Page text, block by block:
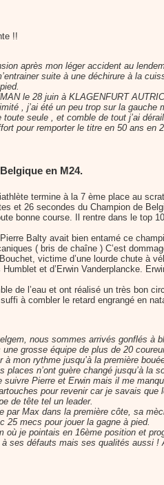
!!
après mon léger accident au
suite à une déchirure à la
le 28 juin à KLAGENFURT
, j’ai été un peu trop sur la gauche
seule , et comble de tout j’ai
pour remporter le titre en 50 ans en
en M24.
termine à la 7 ème place au
et 26 secondes du Champion de
bonne course. Il rentre dans le top
Balty avait bien entamé ce
( bris de chaîne ) C’est
victime d’une lourde chute à
et d’Erwin Vanderplancke.
de l’eau et ont réalisé un très bon
à combler le retard engrangé en
nous sommes arrivés gonflés à
grosse équipe de plus de 20
mon rythme jusqu’à la première
n’ont guère changé jusqu’à la
Pierre et Erwin mais il me
pour revenir car je savais
de tête tel un leader.
Max dans la première côte, sa
25 mecs pour jouer la gagne à pied.
où je pointais en 16ème position et
ses défauts mais ses qualités aussi !